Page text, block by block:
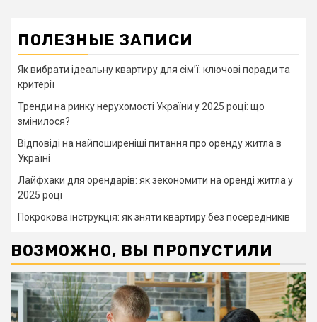
ПОЛЕЗНЫЕ ЗАПИСИ
Як вибрати ідеальну квартиру для сім’ї: ключові поради та
критерії
Тренди на ринку нерухомості України у 2025 році: що
змінилося?
Відповіді на найпоширеніші питання про оренду житла в
Україні
Лайфхаки для орендарів: як зекономити на оренді житла у
2025 році
Покрокова інструкція: як зняти квартиру без посередників
ВОЗМОЖНО, ВЫ ПРОПУСТИЛИ